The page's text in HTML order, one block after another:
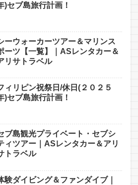
)セブ島旅行計画！
ーウォーカーツアー＆マリンス
ーツ【一覧】｜ASレンタカー＆
リサトラベル
ィリピン祝祭日/休日(２０２５
)セブ島旅行計画！
ブ島観光プライベート・セブシ
ィツアー｜ASレンタカー＆アリ
トラベル
験ダイビング＆ファンダイブ｜